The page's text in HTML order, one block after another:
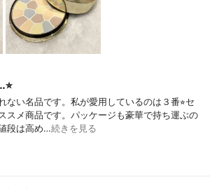
ない名品です。私が愛用しているのは３番⭐︎セ
スメ商品です。パッケージも豪華で持ち運ぶの
段は高め…続きを見る